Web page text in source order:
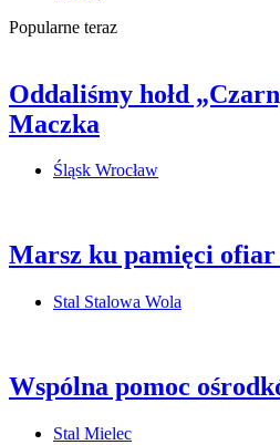
Popularne teraz
Oddaliśmy hołd
Maczka
Śląsk Wrocław
Marsz ku pamięci ofiar
Stal Stalowa Wola
Wspólna pomoc
Stal Mielec